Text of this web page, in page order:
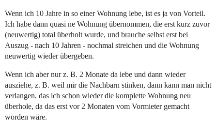
Wenn ich 10 Jahre in so einer Wohnung lebe, ist es ja von Vorteil.
Ich habe dann quasi ne Wohnung übernommen, die erst kurz zuvor
(neuwertig) total überholt wurde, und brauche selbst erst bei
Auszug - nach 10 Jahren - nochmal streichen und die Wohnung
neuwertig wieder übergeben.
Wenn ich aber nur z. B. 2 Monate da lebe und dann wieder
ausziehe, z. B. weil mir die Nachbarn stinken, dann kann man nicht
verlangen, das ich schon wieder die komplette Wohnung neu
überhole, da das erst vor 2 Monaten vom Vormieter gemacht
worden wäre.